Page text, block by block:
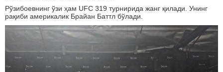
Рўзибоевнинг ўзи ҳам UFC 319 турнирида жанг қилади. Унинг
рақиби америкалик Брайан Баттл бўлади.